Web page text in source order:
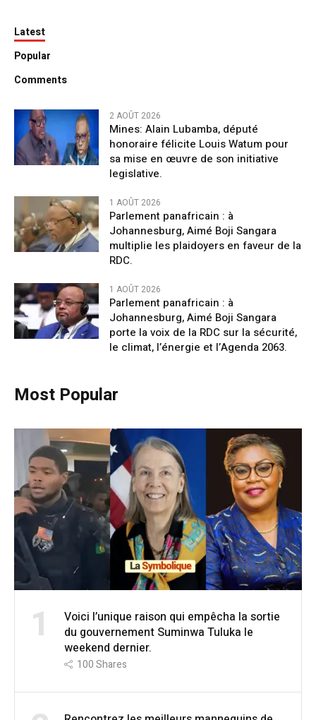
Latest
Popular
Comments
2 AOÛT 2026
Mines: Alain Lubamba, député
honoraire félicite Louis Watum pour
sa mise en œuvre de son initiative
legislative.
1 AOÛT 2026
Parlement panafricain : à
Johannesburg, Aimé Boji Sangara
multiplie les plaidoyers en faveur de la
RDC.
1 AOÛT 2026
Parlement panafricain : à
Johannesburg, Aimé Boji Sangara
porte la voix de la RDC sur la sécurité,
le climat, l’énergie et l’Agenda 2063.
Most Popular
1
Voici l’unique raison qui empêcha la sortie
du gouvernement Suminwa Tuluka le
weekend dernier.
100Shares